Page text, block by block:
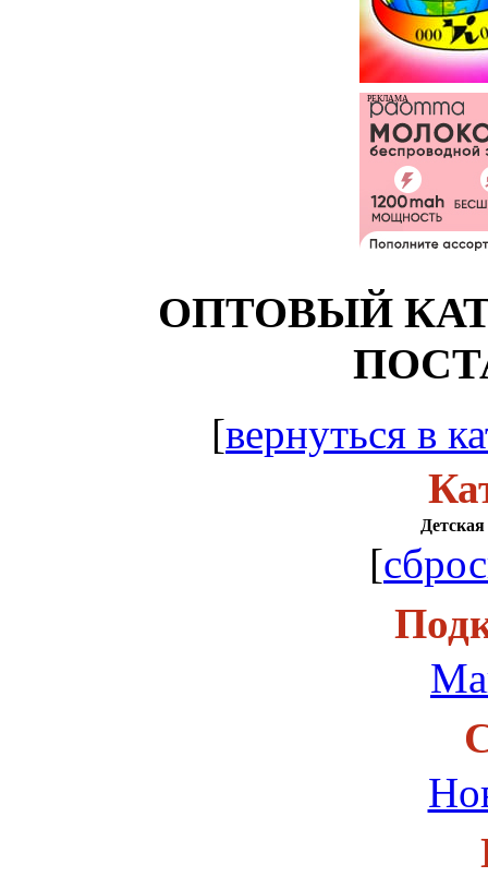
РЕКЛАМА
ОПТОВЫЙ
[вернуться в
Детская
[